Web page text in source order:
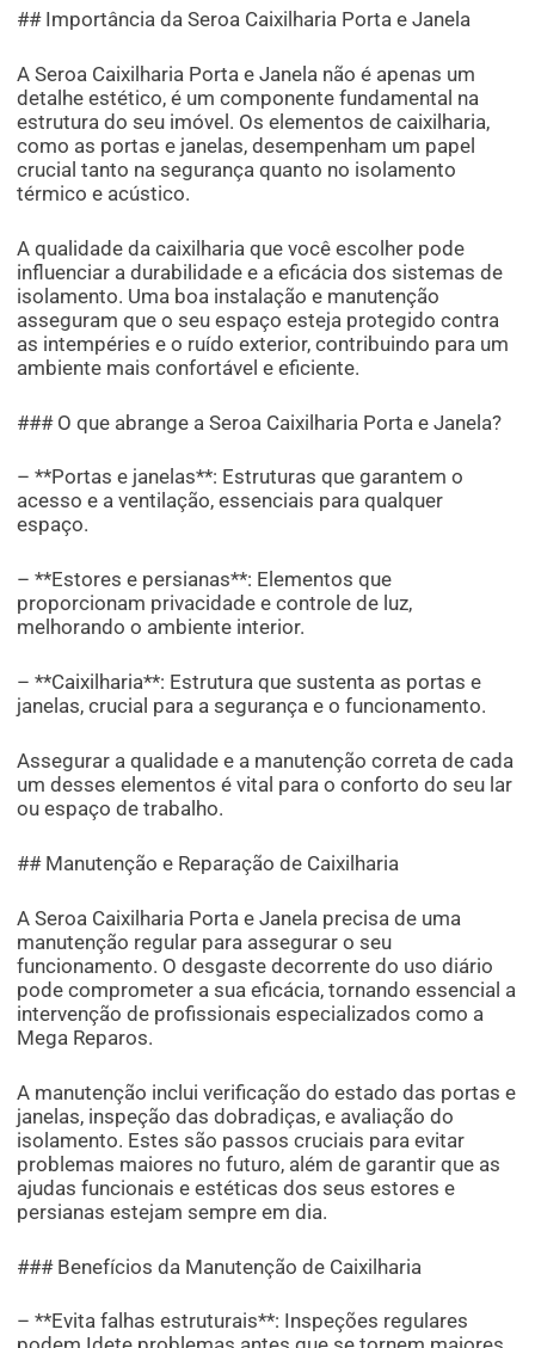
## Importância da Seroa Caixilharia Porta e Janela
A Seroa Caixilharia Porta e Janela não é apenas um
detalhe estético, é um componente fundamental na
estrutura do seu imóvel. Os elementos de caixilharia,
como as portas e janelas, desempenham um papel
crucial tanto na segurança quanto no isolamento
térmico e acústico.
A qualidade da caixilharia que você escolher pode
influenciar a durabilidade e a eficácia dos sistemas de
isolamento. Uma boa instalação e manutenção
asseguram que o seu espaço esteja protegido contra
as intempéries e o ruído exterior, contribuindo para um
ambiente mais confortável e eficiente.
### O que abrange a Seroa Caixilharia Porta e Janela?
– **Portas e janelas**: Estruturas que garantem o
acesso e a ventilação, essenciais para qualquer
espaço.
– **Estores e persianas**: Elementos que
proporcionam privacidade e controle de luz,
melhorando o ambiente interior.
– **Caixilharia**: Estrutura que sustenta as portas e
janelas, crucial para a segurança e o funcionamento.
Assegurar a qualidade e a manutenção correta de cada
um desses elementos é vital para o conforto do seu lar
ou espaço de trabalho.
## Manutenção e Reparação de Caixilharia
A Seroa Caixilharia Porta e Janela precisa de uma
manutenção regular para assegurar o seu
funcionamento. O desgaste decorrente do uso diário
pode comprometer a sua eficácia, tornando essencial a
intervenção de profissionais especializados como a
Mega Reparos.
A manutenção inclui verificação do estado das portas e
janelas, inspeção das dobradiças, e avaliação do
isolamento. Estes são passos cruciais para evitar
problemas maiores no futuro, além de garantir que as
ajudas funcionais e estéticas dos seus estores e
persianas estejam sempre em dia.
### Benefícios da Manutenção de Caixilharia
– **Evita falhas estruturais**: Inspeções regulares